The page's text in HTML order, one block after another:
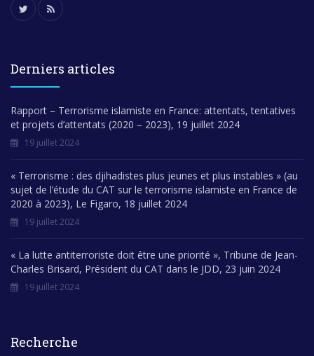
Derniers articles
Rapport – Terrorisme islamiste en France: attentats, tentatives
et projets d’attentats (2020 – 2023), 19 juillet 2024
19 juillet 2024
« Terrorisme : des djihadistes plus jeunes et plus instables » (au
sujet de l’étude du CAT sur le terrorisme islamiste en France de
2020 à 2023), Le Figaro, 18 juillet 2024
19 juillet 2024
« La lutte antiterroriste doit être une priorité », Tribune de Jean-
Charles Brisard, Président du CAT dans le JDD, 23 juin 2024
19 juillet 2024
Recherche